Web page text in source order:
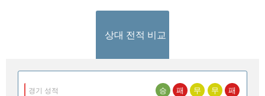
상대 전적 비교
경기 성적 승 패 무 무 패